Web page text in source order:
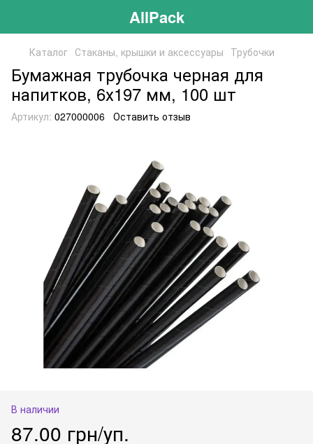
AllPack
Каталог Стаканы, крышки и аксессуары Трубочки
Бумажная трубочка черная для
напитков, 6х197 мм, 100 шт
Артикул: 027000006 Оставить отзыв
В наличии
87.00 грн/уп.